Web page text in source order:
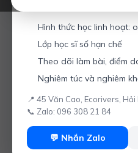
Giáo viên hơn 10 năm kinh
Hình thức học linh hoạt:
Lớp học sĩ số hạn chế
Theo dõi làm bài, điểm
Nghiêm túc và nghiêm
📍 45 Văn Cao, Ecorivers,
📞 Zalo: 096 308 21 84
💬 Nhắn Zalo